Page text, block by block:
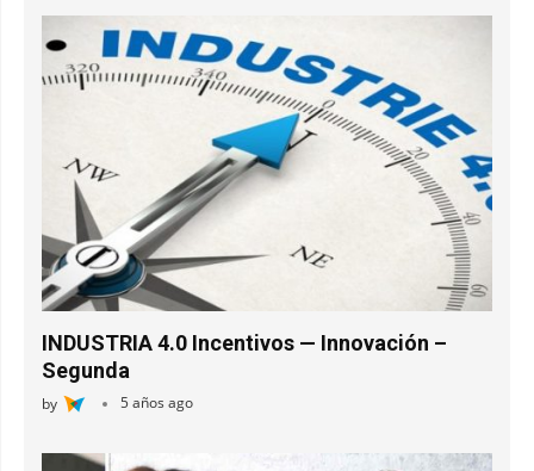
INDUSTRIA 4.0 Incentivos — Innovación –
Segunda
by 5 años ago